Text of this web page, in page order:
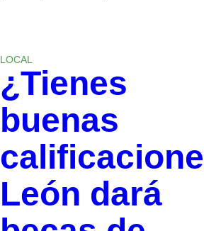
LOCAL
¿Tienes
buenas
León dará